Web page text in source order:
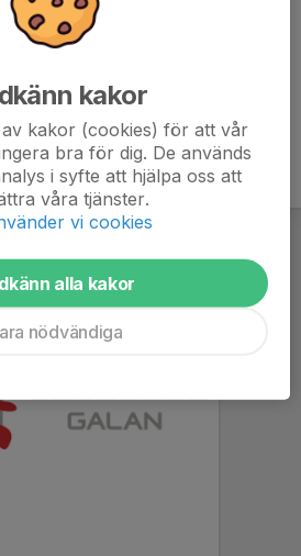
kakor
kakor (cookies) för att vår
bra för dig. De används
i syfte att hjälpa oss att
våra tjänster.
vi cookies
alla kakor
nödvändiga